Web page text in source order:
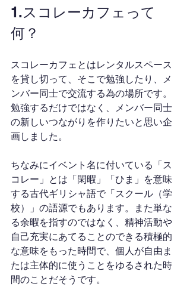
1.スコレーカフェって
何？
スコレーカフェとはレンタルスペース
を貸し切って、そこで勉強したり、メ
ンバー同士で交流する為の場所です。
勉強するだけではなく、メンバー同士
の新しいつながりを作りたいと思い企
画しました。
ちなみにイベント名に付いている「ス
コレー」とは「閑暇」「ひま」を意味
する古代ギリシャ語で「スクール（学
校）」の語源でもあります。また単な
る余暇を指すのではなく、精神活動や
自己充実にあてることのできる積極的
な意味をもった時間で、個人が自由ま
たは主体的に使うことをゆるされた時
間のことだそうです。